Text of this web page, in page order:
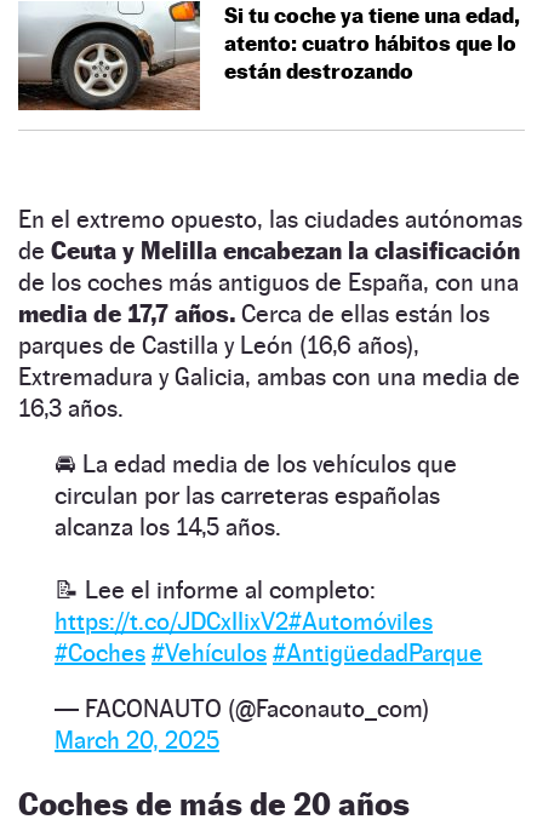
Si tu coche ya tiene una edad,
atento: cuatro hábitos que lo
están destrozando
En el extremo opuesto, las ciudades autónomas
de Ceuta y Melilla encabezan la clasificación
de los coches más antiguos de España, con una
media de 17,7 años. Cerca de ellas están los
parques de Castilla y León (16,6 años),
Extremadura y Galicia, ambas con una media de
16,3 años.
🚘 La edad media de los vehículos que
circulan por las carreteras españolas
alcanza los 14,5 años.
📝 Lee el informe al completo:
https://t.co/JDCxIIixV2#Automóviles
#Coches #Vehículos #AntigüedadParque
— FACONAUTO (@Faconauto_com)
March 20, 2025
Coches de más de 20 años